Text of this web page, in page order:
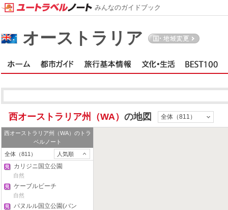
オーストラリア
西オーストラリア州（WA） の地図 全体（811）
西オーストラリア州（WA） のトラ
ベルノート
全体（811）
人気順
カリジニ国立公園
自然
ケーブルビーチ
自然
パヌルル国立公園(バン
みんなのガイドブック